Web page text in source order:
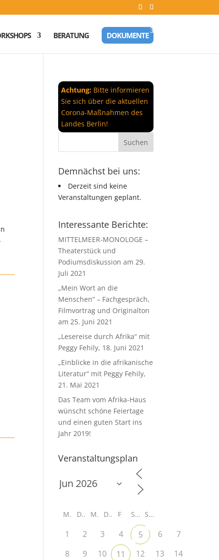
BERATUNG DOKUMENTE
Achtung: Bitte informieren
Sie sich über die aktuellen
Corona-Maßnahmen des
Landes Berlin!
Demnächst bei uns:
Derzeit sind keine
Veranstaltungen geplant.
Interessante Berichte:
MITTELMEER-MONOLOGE –
Theaterstück und
Podiumsdiskussion am 29.
Juli 2021
„Mein Wort an die
Menschen“ – Fachgespräch,
Filmvortrag und Originalton
am 25. Juni 2021
„Lesereise durch Afrika“ mit
Peggy Fehily, 18. Juni 2021
„Einblicke in die afrikanische
Literatur“ mit Peggy Fehily,
21. Mai 2021
Das Team vom Afrika-Haus
wünscht schöne Feiertage
und einen guten Start ins
Jahr 2019!
Veranstaltungsplan
M D M D F S S
1 2 3 4 5 6
7
8
9 10 11 12 13
14